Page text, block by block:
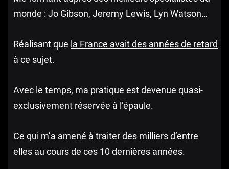
monde : Jo Gibson, Jeremy Lewis, Lyn Watson…
Réalisant que la France avait des années de retard
à ce sujet.
Avec le temps, ma pratique est devenue quasi-
exclusivement réservée à l’épaule.
Ce qui m’a amené à traiter des milliers d’entre
elles au cours de ces 10 dernières années.